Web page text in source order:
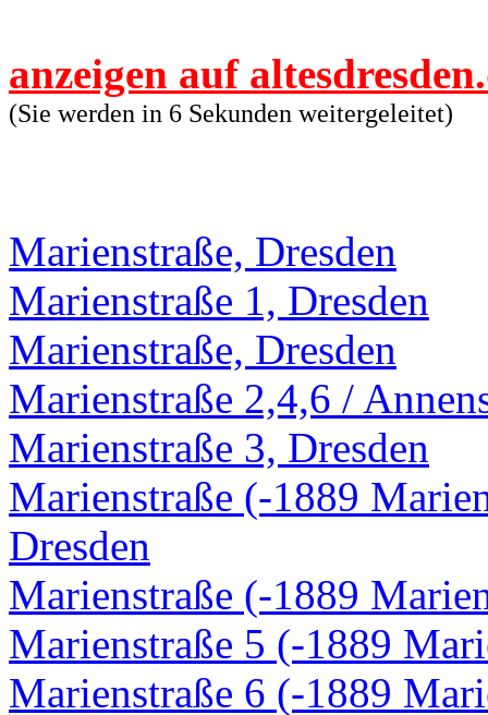
anzeigen auf
(Sie werden in 6 Sekunden weitergeleitet)
Marienstraße, Dresden
Marienstraße 1, Dresden
Marienstraße, Dresden
Marienstraße 2,4,6 /
Marienstraße 3, Dresden
Marienstraße (-1889
Dresden
Marienstraße (-1889
Marienstraße 5 (-1889
Marienstraße 6 (-1889